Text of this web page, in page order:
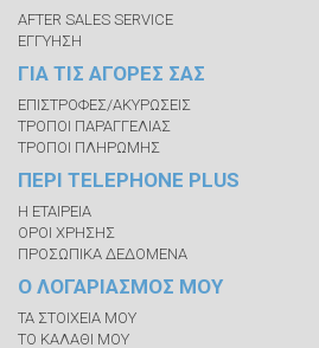
AFTER SALES SERVICE
ΕΓΓΥΗΣΗ
ΓΙΑ ΤΙΣ ΑΓΟΡΕΣ ΣΑΣ
ΕΠΙΣΤΡΟΦΕΣ/ΑΚΥΡΩΣΕΙΣ
ΤΡΟΠΟΙ ΠΑΡΑΓΓΕΛΙΑΣ
ΤΡΟΠΟΙ ΠΛΗΡΩΜΗΣ
ΠΕΡΙ TELEPHONE PLUS
Η ΕΤΑΙΡΕΙΑ
ΟΡΟΙ ΧΡΗΣΗΣ
ΠΡΟΣΩΠΙΚΑ ΔΕΔΟΜΕΝΑ
Ο ΛΟΓΑΡΙΑΣΜΟΣ ΜΟΥ
ΤΑ ΣΤΟΙΧΕΙΑ ΜΟΥ
ΤΟ ΚΑΛΑΘΙ ΜΟΥ